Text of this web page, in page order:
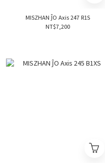
MISZHAN ĴO Axis 247 R1S
NT$7,200